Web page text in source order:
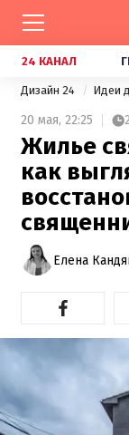
24 КАНАЛ
Дизайн 24 Идеи
20 мая, 22:25
Жилье
как
Елена